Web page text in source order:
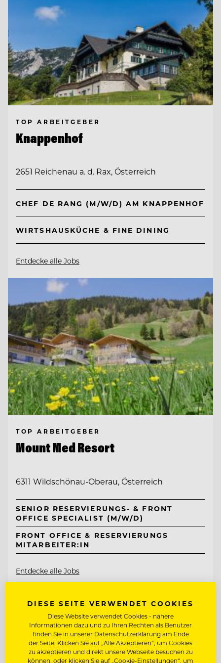
TOP ARBEITGEBER
Knappenhof
2651 Reichenau a. d. Rax, Österreich
CHEF DE RANG (M/W/D) AM KNAPPENHOF
WIRTSHAUSKÜCHE & FINE DINING
Entdecke alle Jobs
TOP ARBEITGEBER
Mount Med Resort
6311 Wildschönau-Oberau, Österreich
SENIOR RESERVIERUNGS- & FRONT
OFFICE SPECIALIST (M/W/D)
FRONT OFFICE & RESERVIERUNGS
MITARBEITER:IN
Entdecke alle Jobs
DIESE SEITE VERWENDET COOKIES
Diese Website verwendet Cookies - nähere
Informationen dazu und zu Ihren Rechten als Benutzer
finden Sie in unserer Datenschutzerklärung am Ende
der Seite. Klicken Sie auf „Alle Akzeptieren“, um Cookies
zu akzeptieren und direkt unsere Webseite besuchen zu
können, oder klicken Sie auf „Cookie-Einstellungen“, um